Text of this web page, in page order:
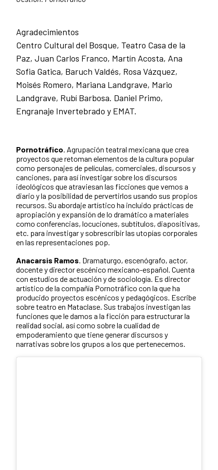
Agradecimientos
Centro Cultural del Bosque, Teatro Casa de la
Paz, Juan Carlos Franco, Martín Acosta, Ana
Sofia Gatica, Baruch Valdés, Rosa Vázquez,
Moisés Romero, Mariana Landgrave, Mario
Landgrave, Rubí Barbosa. Daniel Primo,
Engranaje Invertebrado y EMAT.
Pornotráfico. Agrupación teatral mexicana que crea
proyectos que retoman elementos de la cultura popular
como personajes de películas, comerciales, discursos y
canciones, para así investigar sobre los discursos
ideológicos que atraviesan las ficciones que vemos a
diario y la posibilidad de pervertirlos usando sus propios
recursos. Su abordaje artístico ha incluido prácticas de
apropiación y expansión de lo dramático a materiales
como conferencias, locuciones, subtítulos, diapositivas,
etc. para investigar y sobrescribir las utopías corporales
en las representaciones pop.
Anacarsis Ramos. Dramaturgo, escenógrafo, actor,
docente y director escénico mexicano-español. Cuenta
con estudios de actuación y de sociología. Es director
artístico de la compañía Pornotráfico con la que ha
producido proyectos escénicos y pedagógicos. Escribe
sobre teatro en Mataclase. Sus trabajos investigan las
funciones que le damos a la ficción para estructurar la
realidad social, así como sobre la cualidad de
empoderamiento que tiene generar discursos y
narrativas sobre los grupos a los que pertenecemos.